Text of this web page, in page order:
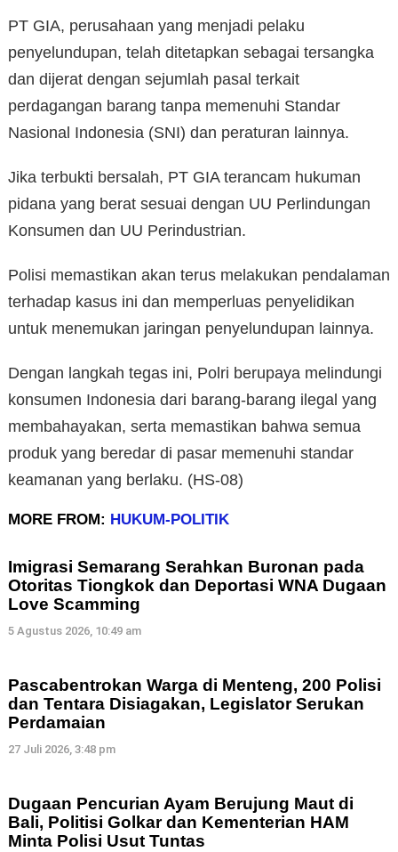
PT GIA, perusahaan yang menjadi pelaku
penyelundupan, telah ditetapkan sebagai tersangka
dan dijerat dengan sejumlah pasal terkait
perdagangan barang tanpa memenuhi Standar
Nasional Indonesia (SNI) dan peraturan lainnya.
Jika terbukti bersalah, PT GIA terancam hukuman
pidana yang berat sesuai dengan UU Perlindungan
Konsumen dan UU Perindustrian.
Polisi memastikan akan terus melakukan pendalaman
terhadap kasus ini dan memperluas penyelidikan
untuk menemukan jaringan penyelundupan lainnya.
Dengan langkah tegas ini, Polri berupaya melindungi
konsumen Indonesia dari barang-barang ilegal yang
membahayakan, serta memastikan bahwa semua
produk yang beredar di pasar memenuhi standar
keamanan yang berlaku. (HS-08)
MORE FROM: HUKUM-POLITIK
Imigrasi Semarang Serahkan Buronan pada
Otoritas Tiongkok dan Deportasi WNA Dugaan
Love Scamming
5 Agustus 2026, 10:49 am
Pascabentrokan Warga di Menteng, 200 Polisi
dan Tentara Disiagakan, Legislator Serukan
Perdamaian
27 Juli 2026, 3:48 pm
Dugaan Pencurian Ayam Berujung Maut di
Bali, Politisi Golkar dan Kementerian HAM
Minta Polisi Usut Tuntas